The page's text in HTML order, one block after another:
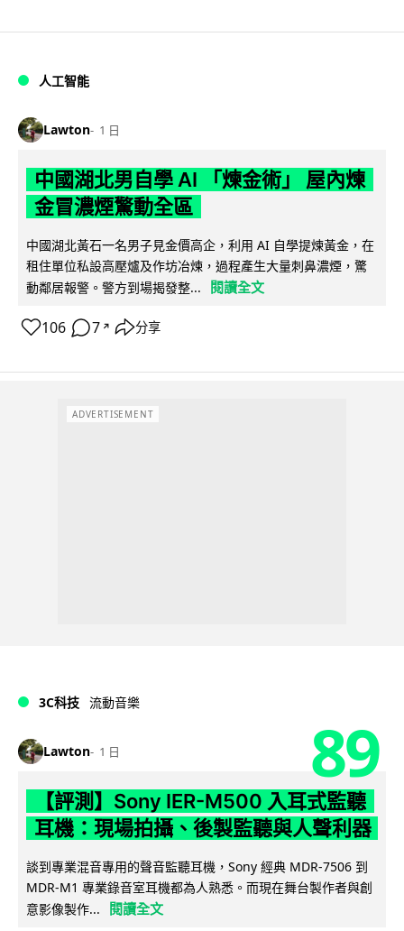
人工智能
Lawton 1 日
中國湖北男自學 AI 「煉金術」 屋內煉
金冒濃煙驚動全區
中國湖北黃石一名男子見金價高企，利用 AI 自學提煉黃金，在
租住單位私設高壓爐及作坊冶煉，過程產生大量刺鼻濃煙，驚
動鄰居報警。警方到場揭發整...
閱讀全文
106 7 ↗ 分享
ADVERTISEMENT
3C科技 流動音樂
Lawton 1 日 89
【評測】Sony IER-M500 入耳式監聽
耳機：現場拍攝、後製監聽與人聲利器
談到專業混音專用的聲音監聽耳機，Sony 經典 MDR-7506 到
MDR-M1 專業錄音室耳機都為人熟悉。而現在舞台製作者與創
意影像製作...
閱讀全文